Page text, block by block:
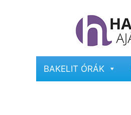
BAKELIT ÓRÁK